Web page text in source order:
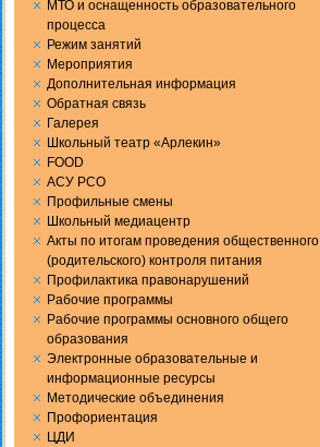
МТО и оснащенность образовательного
процесса
Режим занятий
Мероприятия
Дополнительная информация
Обратная связь
Галерея
Школьный театр «Арлекин»
FOOD
АСУ РСО
Профильные смены
Школьный медиацентр
Акты по итогам проведения общественного
(родительского) контроля питания
Профилактика правонарушений
Рабочие программы
Рабочие программы основного общего
образования
Электронные образовательные и
информационные ресурсы
Методические объединения
Профориентация
ЦДИ